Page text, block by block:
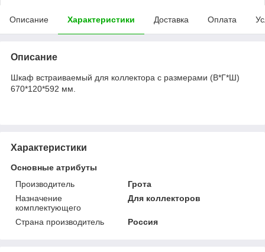
Описание Характеристики Доставка Оплата
Описание
Шкаф встраиваемый для коллектора с размерами (В*Г*Ш)
670*120*592 мм.
Характеристики
Основные атрибуты
Производитель
Грота
Назначение
комплектующего
Для коллекторов
Страна производитель Россия